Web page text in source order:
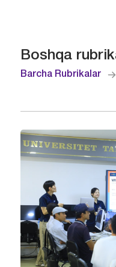
Boshqa
Barcha Rubrikalar